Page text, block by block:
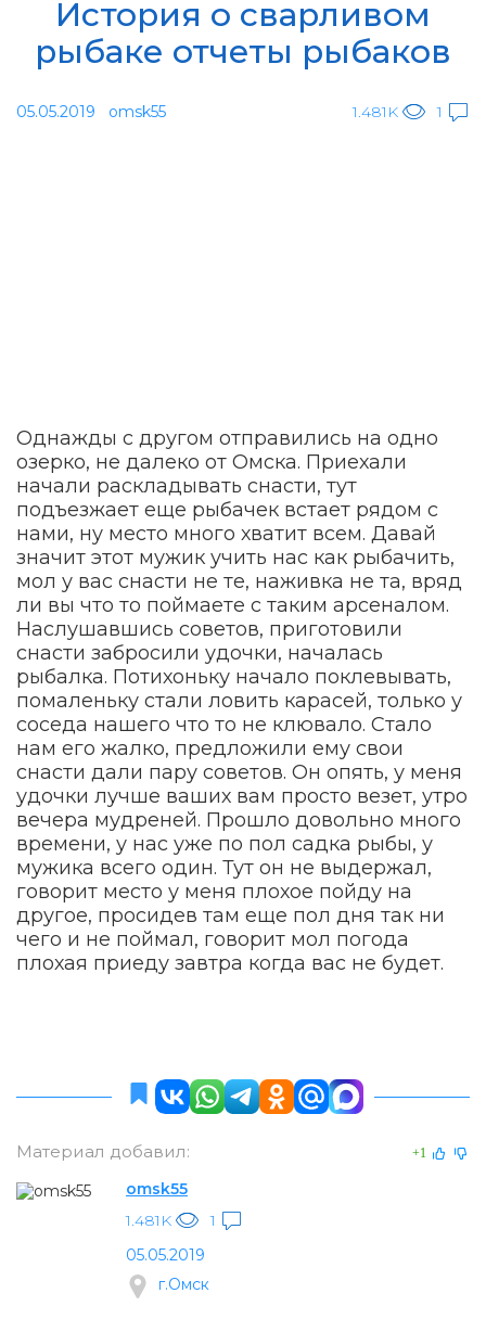
История о сварливом
рыбаке отчеты рыбаков
05.05.2019 omsk55 1.481K 1
Однажды с другом отправились на одно
озерко, не далеко от Омска. Приехали
начали раскладывать снасти, тут
подъезжает еще рыбачек встает рядом с
нами, ну место много хватит всем. Давай
значит этот мужик учить нас как рыбачить,
мол у вас снасти не те, наживка не та, вряд
ли вы что то поймаете с таким арсеналом.
Наслушавшись советов, приготовили
снасти забросили удочки, началась
рыбалка. Потихоньку начало поклевывать,
помаленьку стали ловить карасей, только у
соседа нашего что то не клювало. Стало
нам его жалко, предложили ему свои
снасти дали пару советов. Он опять, у меня
удочки лучше ваших вам просто везет, утро
вечера мудреней. Прошло довольно много
времени, у нас уже по пол садка рыбы, у
мужика всего один. Тут он не выдержал,
говорит место у меня плохое пойду на
другое, просидев там еще пол дня так ни
чего и не поймал, говорит мол погода
плохая приеду завтра когда вас не будет.
Материал добавил: +1
omsk55
1.481K
1
05.05.2019
г.Омск